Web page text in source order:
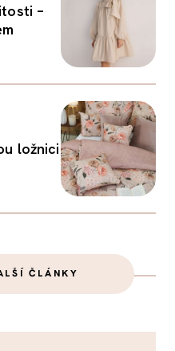
–
ložnici
ČLÁNKY